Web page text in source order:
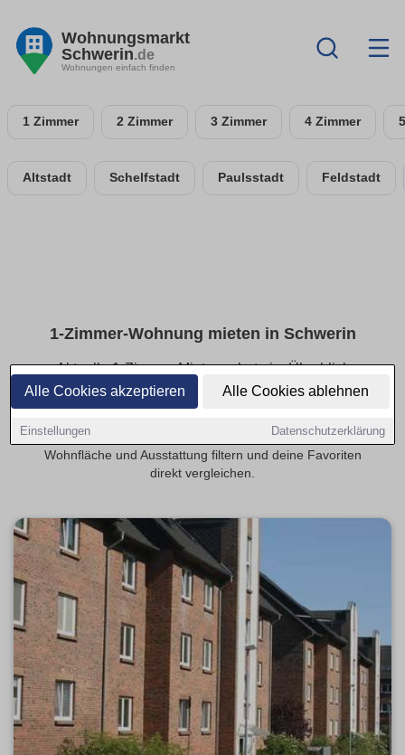
Alle Cookies akzeptieren Alle Cookies ablehnen
Einstellungen Datenschutzerklärung
Wohnungsmarkt
Schwerin.de
Wohnungen einfach finden
1 Zimmer 2 Zimmer 3 Zimmer 4 Zimmer
Altstadt Schelfstadt Paulsstadt Feldstadt
1-Zimmer-Wohnung mieten in Schwerin
Aktuelle 1-Zimmer-Mietangebote im Überblick
Finde deine 1-Zimmer-Wohnung in Schwerin – ideal für
Schwerin.de kannst du aktuelle Angebote nach Mietpreis,
Wohnfläche und Ausstattung filtern und deine Favoriten
direkt vergleichen.